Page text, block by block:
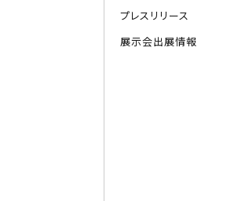
プレスリリース
展示会出展情報